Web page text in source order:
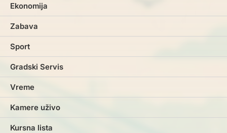
Ekonomija
Zabava
Sport
Gradski Servis
Vreme
Kamere uživo
Kursna lista